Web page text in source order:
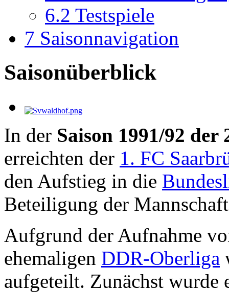
6.2 Testspiele
7 Saisonnavigation
Saisonüberblick
In der Saison 1991/92
erreichten der 1. FC
den Aufstieg in die
Beteiligung der
Aufgrund der Aufnahme
ehemaligen DDR-Oberliga
aufgeteilt. Zunächst wurde